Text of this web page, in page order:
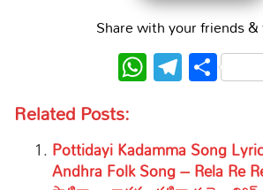
Share with your friends
Related Posts:
Pottidayi Kadamma Song
Andhra Folk Song – Rela Re